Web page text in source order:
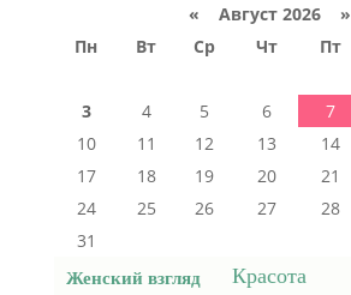
« Август 2026 »
Пн
Вт Ср Чт Пт
3
4 5 6 7
10
11 12 13 14
17
18 19 20 21
24
25 26 27 28
31
Женский взгляд Красота